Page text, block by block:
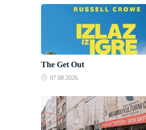
The Get Out
07.08.2026.